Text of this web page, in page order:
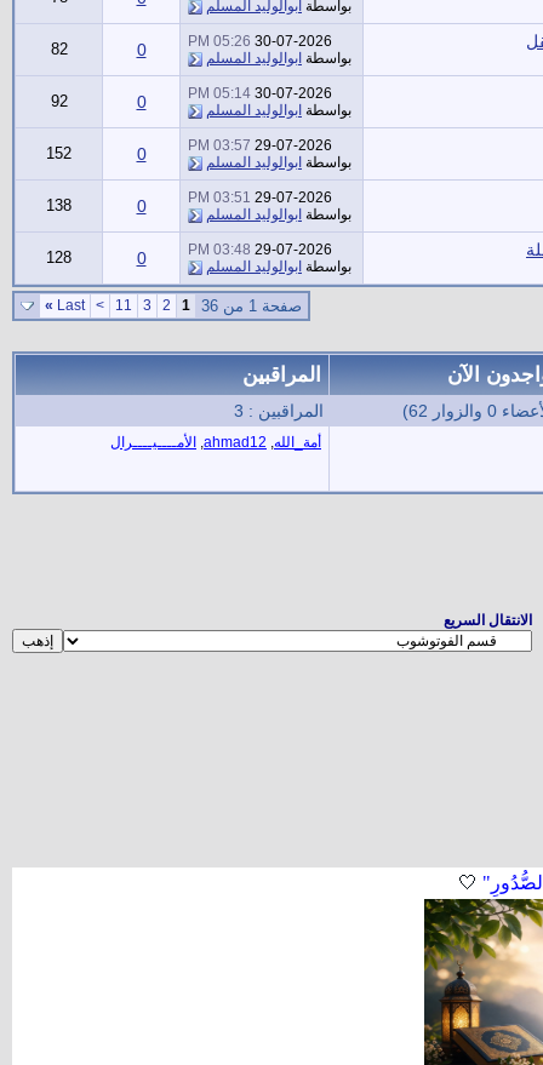
بواسطة ابوالوليد المسلم
30-07-2026
05:26 PM
بواسطة ابوالوليد المسلم 0
82
30-07-2026
05:14 PM
بواسطة ابوالوليد المسلم 0
92
29-07-2026
03:57 PM
بواسطة ابوالوليد المسلم 0
152
29-07-2026
03:51 PM
بواسطة ابوالوليد المسلم 0
138
29-07-2026
03:48 PM
بواسطة ابوالوليد المسلم 0
128
صفحة 1 من 36 1
2
3
11
>
Last
»
الآن المراقبين
المراقبين : 3
أمة_الله,
ahmad12
, الأمــــيــــرال
الانتقال السريع
🤍